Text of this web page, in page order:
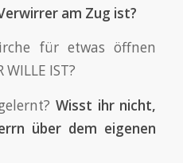
am Zug ist?
für etwas öffnen
IST?
Wisst ihr nicht,
über dem eigenen